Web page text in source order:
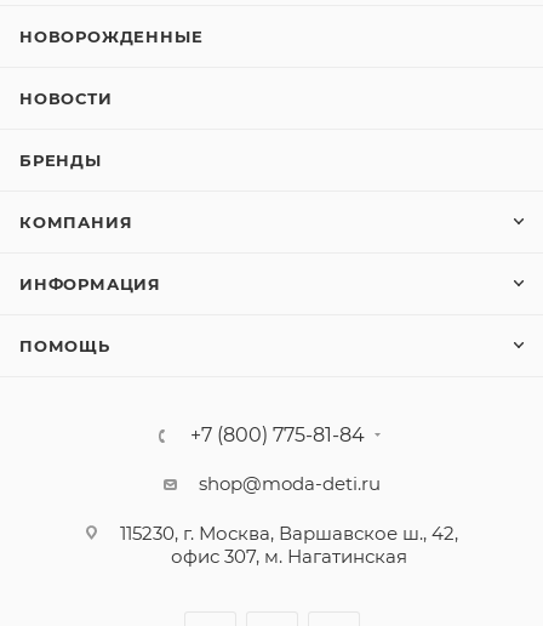
НОВОРОЖДЕННЫЕ
НОВОСТИ
БРЕНДЫ
КОМПАНИЯ
ИНФОРМАЦИЯ
ПОМОЩЬ
+7 (800) 775-81-84
shop@moda-deti.ru
115230, г. Москва, Варшавское ш., 42,
офис 307, м. Нагатинская